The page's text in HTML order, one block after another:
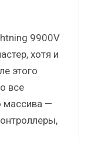
9900V
хотя и
этого
все
массива —